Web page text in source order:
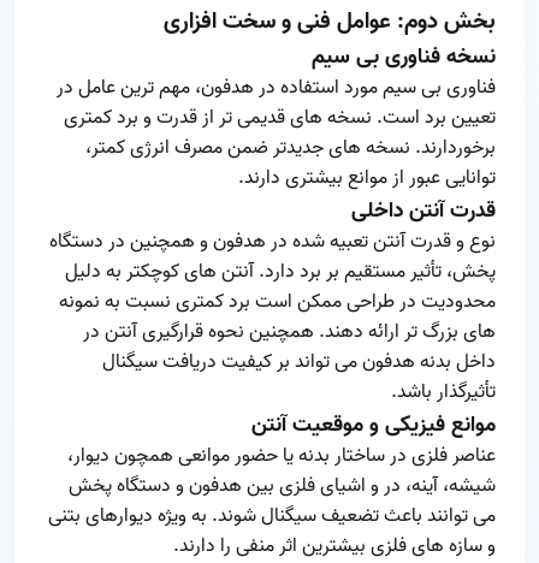
بخش دوم: عوامل فنی و سخت‌ افزاری
نسخه فناوری بی‌ سیم
فناوری بی‌ سیم مورد استفاده در هدفون، مهم‌ ترین عامل در
تعیین برد است. نسخه‌ های قدیمی‌ تر از قدرت و برد کمتری
برخوردارند. نسخه‌ های جدیدتر ضمن مصرف انرژی کمتر،
توانایی عبور از موانع بیشتری دارند.
قدرت آنتن داخلی
نوع و قدرت آنتن تعبیه شده در هدفون و همچنین در دستگاه
پخش، تأثیر مستقیم بر برد دارد. آنتن‌ های کوچکتر به دلیل
محدودیت در طراحی ممکن است برد کمتری نسبت به نمونه‌
های بزرگ‌ تر ارائه دهند. همچنین نحوه قرارگیری آنتن در
داخل بدنه هدفون می‌ تواند بر کیفیت دریافت سیگنال
تأثیرگذار باشد.
موانع فیزیکی و موقعیت آنتن
عناصر فلزی در ساختار بدنه یا حضور موانعی همچون دیوار،
شیشه، آینه، در و اشیای فلزی بین هدفون و دستگاه پخش
می‌ توانند باعث تضعیف سیگنال شوند. به ویژه دیوارهای بتنی
و سازه‌ های فلزی بیشترین اثر منفی را دارند.